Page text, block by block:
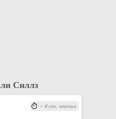
Силлз
~ 4 сек. чтения